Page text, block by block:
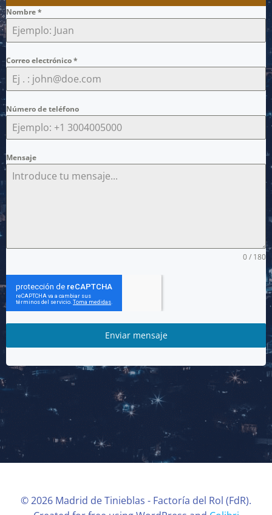
Nombre*
Correo electrónico*
Número de teléfono
Mensaje
0 / 180
Enviar mensaje
© 2026 Madrid de Tinieblas - Factoría del Rol (FdR).